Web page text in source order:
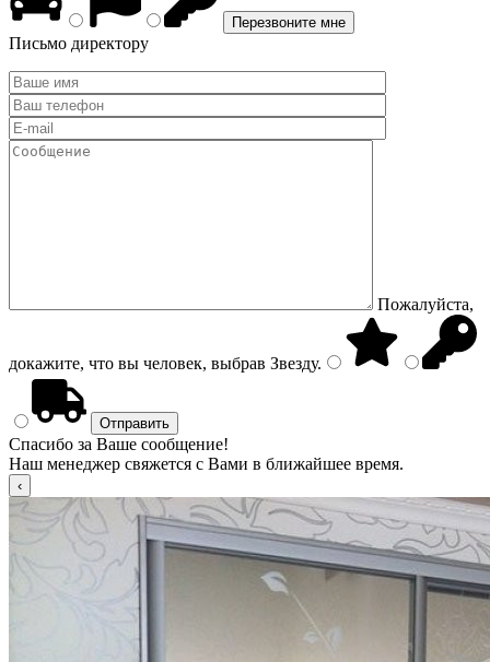
Письмо директору
Пожалуйста,
докажите, что вы человек, выбрав Звезду.
Спасибо за Ваше сообщение!
Наш менеджер свяжется с Вами в ближайшее время.